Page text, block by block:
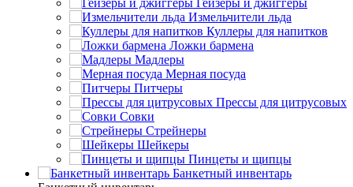
Измельчители льда
Куллеры для напитков
Ложки бармена
Мадлеры
Мерная посуда
Питчеры
Прессы для цитрусовых
Совки
Стрейнеры
Шейкеры
Пинцеты и щипцы
Банкетный инвентарь